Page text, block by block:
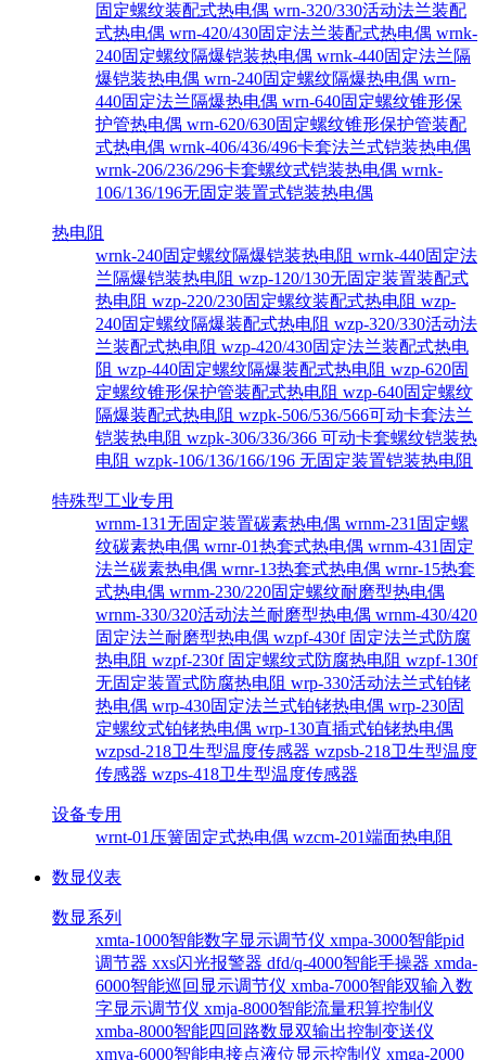
固定螺纹装配式热电偶 wrn-320/330活动法兰装配
式热电偶 wrn-420/430固定法兰装配式热电偶 wrnk-
240固定螺纹隔爆铠装热电偶 wrnk-440固定法兰隔
爆铠装热电偶 wrn-240固定螺纹隔爆热电偶 wrn-
440固定法兰隔爆热电偶 wrn-640固定螺纹锥形保
护管热电偶 wrn-620/630固定螺纹锥形保护管装配
式热电偶 wrnk-406/436/496卡套法兰式铠装热电偶
wrnk-206/236/296卡套螺纹式铠装热电偶 wrnk-
106/136/196无固定装置式铠装热电偶
热电阻
wrnk-240固定螺纹隔爆铠装热电阻 wrnk-440固定法
兰隔爆铠装热电阻 wzp-120/130无固定装置装配式
热电阻 wzp-220/230固定螺纹装配式热电阻 wzp-
240固定螺纹隔爆装配式热电阻 wzp-320/330活动法
兰装配式热电阻 wzp-420/430固定法兰装配式热电
阻 wzp-440固定螺纹隔爆装配式热电阻 wzp-620固
定螺纹锥形保护管装配式热电阻 wzp-640固定螺纹
隔爆装配式热电阻 wzpk-506/536/566可动卡套法兰
铠装热电阻 wzpk-306/336/366 可动卡套螺纹铠装热
电阻 wzpk-106/136/166/196 无固定装置铠装热电阻
特殊型工业专用
wrnm-131无固定装置碳素热电偶 wrnm-231固定螺
纹碳素热电偶 wrnr-01热套式热电偶 wrnm-431固定
法兰碳素热电偶 wrnr-13热套式热电偶 wrnr-15热套
式热电偶 wrnm-230/220固定螺纹耐磨型热电偶
wrnm-330/320活动法兰耐磨型热电偶 wrnm-430/420
固定法兰耐磨型热电偶 wzpf-430f 固定法兰式防腐
热电阻 wzpf-230f 固定螺纹式防腐热电阻 wzpf-130f
无固定装置式防腐热电阻 wrp-330活动法兰式铂铑
热电偶 wrp-430固定法兰式铂铑热电偶 wrp-230固
定螺纹式铂铑热电偶 wrp-130直插式铂铑热电偶
wzpsd-218卫生型温度传感器 wzpsb-218卫生型温度
传感器 wzps-418卫生型温度传感器
设备专用
wrnt-01压簧固定式热电偶 wzcm-201端面热电阻
数显仪表
数显系列
xmta-1000智能数字显示调节仪 xmpa-3000智能pid
调节器 xxs闪光报警器 dfd/q-4000智能手操器 xmda-
6000智能巡回显示调节仪 xmba-7000智能双输入数
字显示调节仪 xmja-8000智能流量积算控制仪
xmba-8000智能四回路数显双输出控制变送仪
xmya-6000智能电接点液位显示控制仪 xmga-2000